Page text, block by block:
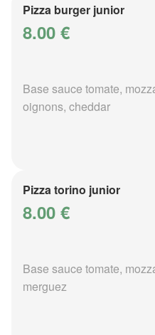
Pizza burger junior
8.00 €
Base sauce tomate,
oignons, cheddar
Pizza torino junior
8.00 €
Base sauce tomate,
merguez